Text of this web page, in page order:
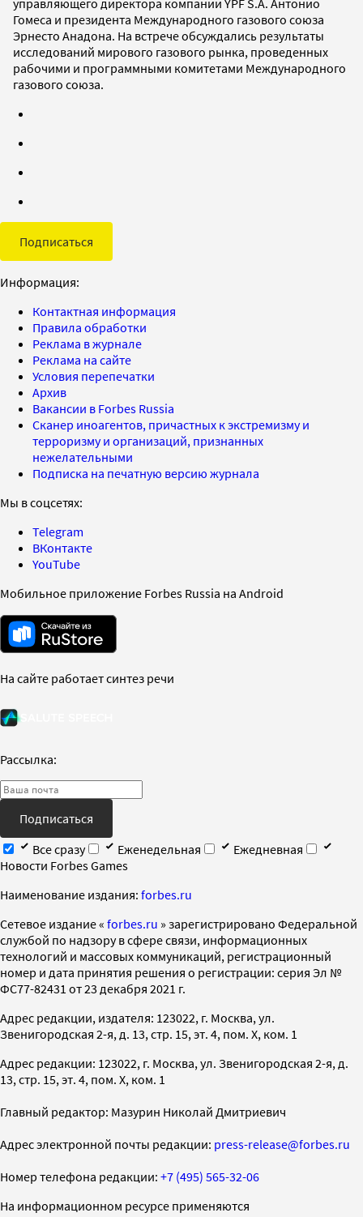
Гомеса и президента Международного газового союза
Эрнесто Анадона. На встрече обсуждались результаты
исследований мирового газового рынка, проведенных
рабочими и программными комитетами Международного
газового союза.
Подписаться
Информация:
Контактная информация
Правила обработки
Реклама в журнале
Реклама на сайте
Условия перепечатки
Архив
Вакансии в Forbes Russia
Сканер иноагентов, причастных к экстремизму и
терроризму и организаций, признанных
нежелательными
Подписка на печатную версию журнала
Мы в соцсетях:
Telegram
ВКонтакте
YouTube
Мобильное приложение Forbes Russia на Android
На сайте работает синтез речи
Рассылка:
Подписаться
Все сразу
Еженедельная
Ежедневная
Новости Forbes Games
Наименование издания: forbes.ru
Cетевое издание « forbes.ru » зарегистрировано Федеральной
службой по надзору в сфере связи, информационных
технологий и массовых коммуникаций, регистрационный
номер и дата принятия решения о регистрации: серия Эл №
ФС77-82431 от 23 декабря 2021 г.
Адрес редакции, издателя: 123022, г. Москва, ул.
Звенигородская 2-я, д. 13, стр. 15, эт. 4, пом. X, ком. 1
Адрес редакции: 123022, г. Москва, ул. Звенигородская 2-я, д.
13, стр. 15, эт. 4, пом. X, ком. 1
Главный редактор: Мазурин Николай Дмитриевич
Адрес электронной почты редакции: press-release@forbes.ru
Номер телефона редакции: +7 (495) 565-32-06
На информационном ресурсе применяются